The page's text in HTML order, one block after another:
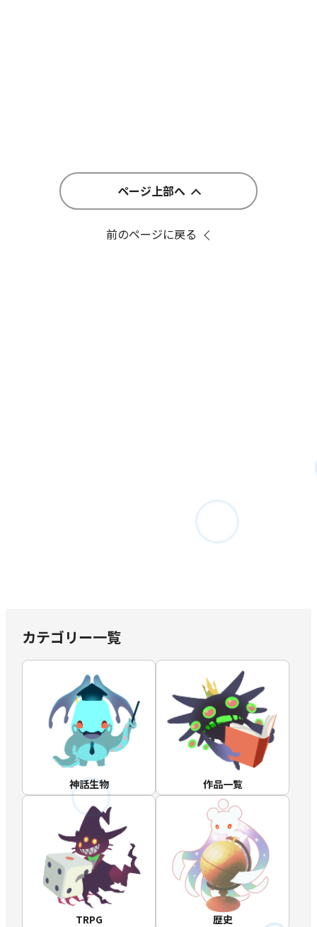
ページ上部へ
前のページに戻る
カテゴリー一覧
神話生物 作品一覧
TRPG 歴史